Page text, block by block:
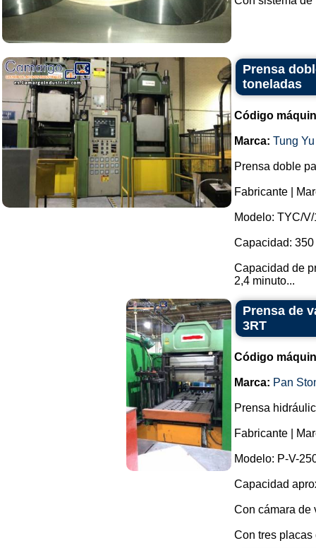
Prensa
toneladas
Código
Marca: Tung Yu
Prensa doble
Fabricante |
Modelo: TYC/
Capacidad:
Capacidad de
2,4 minuto...
Prensa de
3RT
Código
Marca: Pan
Prensa
Fabricante |
Modelo: P-V-
Capacidad
Con cámara de
Con tres placas